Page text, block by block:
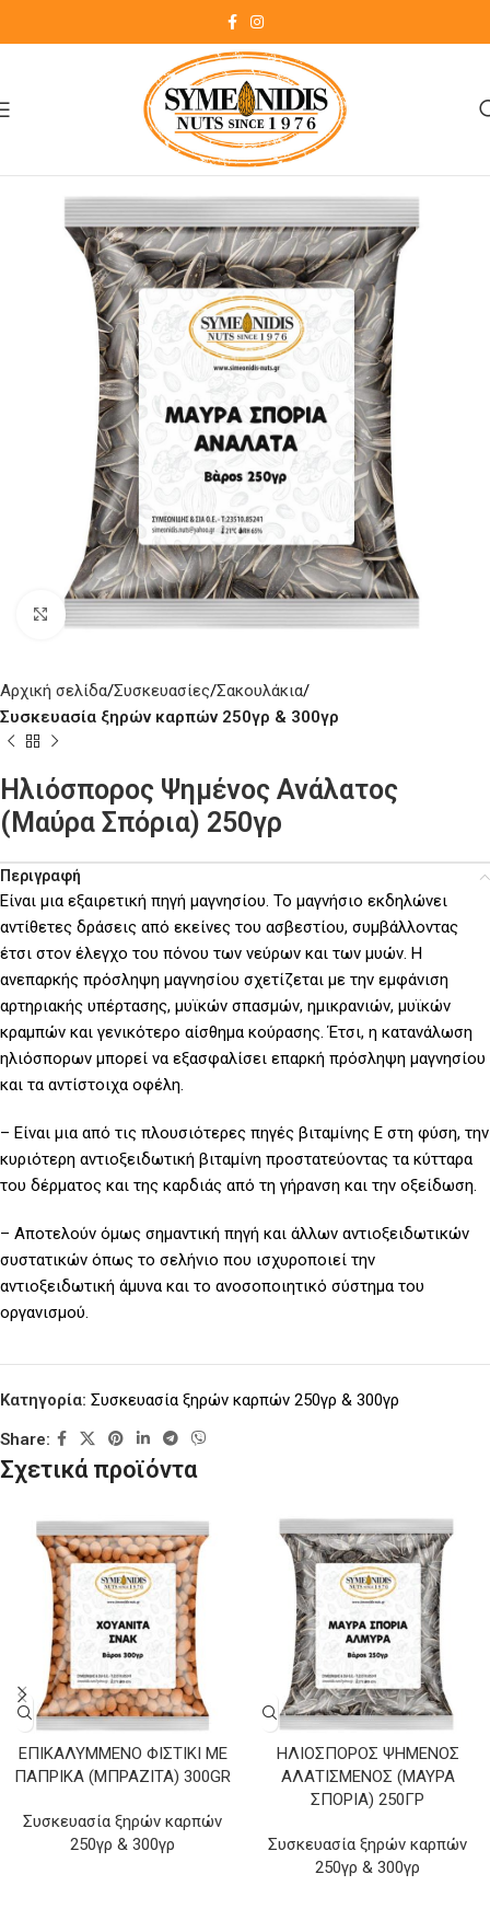
Click to enlarge
Αρχική σελίδα Συσκευασίες Σακουλάκια
Συσκευασία ξηρών καρπών 250γρ & 300γρ
Ηλιόσπορος Ψημένος Ανάλατος
(Μαύρα Σπόρια) 250γρ
Περιγραφή
Είναι μια εξαιρετική πηγή μαγνησίου. Το μαγνήσιο εκδηλώνει
αντίθετες δράσεις από εκείνες του ασβεστίου, συμβάλλοντας
έτσι στον έλεγχο του πόνου των νεύρων και των μυών. Η
ανεπαρκής πρόσληψη μαγνησίου σχετίζεται με την εμφάνιση
αρτηριακής υπέρτασης, μυϊκών σπασμών, ημικρανιών, μυϊκών
κραμπών και γενικότερο αίσθημα κούρασης. Έτσι, η κατανάλωση
ηλιόσπορων μπορεί να εξασφαλίσει επαρκή πρόσληψη μαγνησίου
και τα αντίστοιχα οφέλη.
– Είναι μια από τις πλουσιότερες πηγές βιταμίνης Ε στη φύση, την
κυριότερη αντιοξειδωτική βιταμίνη προστατεύοντας τα κύτταρα
του δέρματος και της καρδιάς από τη γήρανση και την οξείδωση.
– Αποτελούν όμως σημαντική πηγή και άλλων αντιοξειδωτικών
συστατικών όπως το σελήνιο που ισχυροποιεί την
αντιοξειδωτική άμυνα και το ανοσοποιητικό σύστημα του
οργανισμού.
Κατηγορία: Συσκευασία ξηρών καρπών 250γρ & 300γρ
Share:
Σχετικά προϊόντα
ΕΠΙΚΑΛΥΜΜΈΝΟ ΦΙΣΤΊΚΙ ΜΕ
ΠΆΠΡΙΚΑ (ΜΠΡΑΖΙΤΑ) 300GR
Συσκευασία ξηρών καρπών
250γρ & 300γρ
ΗΛΙΌΣΠΟΡΟΣ ΨΗΜΈΝΟΣ
ΑΛΑΤΙΣΜΈΝΟΣ (ΜΑΎΡΑ
ΣΠΌΡΙΑ) 250ΓΡ
Συσκευασία ξηρών καρπών
250γρ & 300γρ